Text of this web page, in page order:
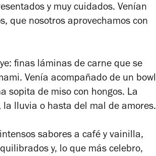
y muy cuidados. Venían
que nosotros aprovechamos con
finas láminas de carne que se
Venía acompañado de un bowl
sopita de miso con hongos. La
lluvia o hasta del mal de amores.
sabores a café y vainilla,
y, lo que más celebro,